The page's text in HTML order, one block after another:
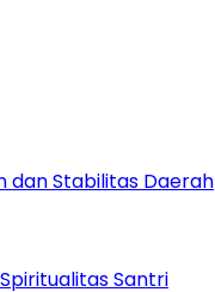
dan Stabilitas Daerah
Santri